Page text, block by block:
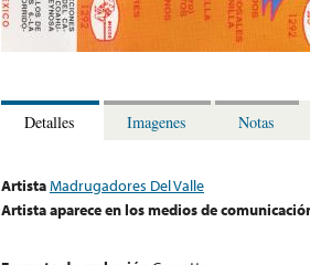
Detalles Imagenes Notas
ArtistaMadrugadores Del Valle
Artista aparece en los medios de